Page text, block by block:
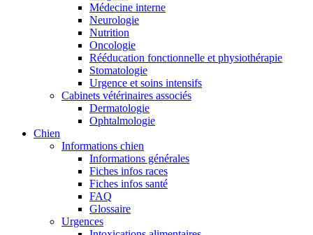
Médecine interne
Neurologie
Nutrition
Oncologie
Rééducation fonctionnelle et physiothérapie
Stomatologie
Urgence et soins intensifs
Cabinets vétérinaires associés
Dermatologie
Ophtalmologie
Chien
Informations chien
Informations générales
Fiches infos races
Fiches infos santé
FAQ
Glossaire
Urgences